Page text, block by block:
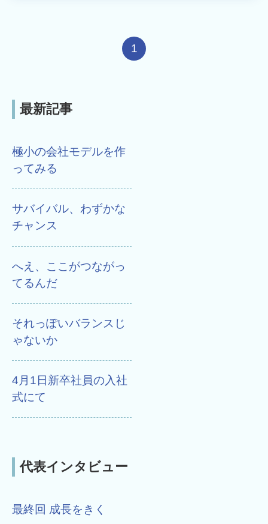
1
最新記事
極小の会社モデルを作
ってみる
サバイバル、わずかな
チャンス
へえ、ここがつながっ
てるんだ
それっぽいバランスじ
ゃないか
4月1日新卒社員の入社
式にて
代表インタビュー
最終回 成長をきく